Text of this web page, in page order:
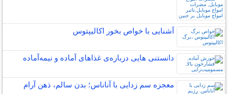
آشنایی با خواص بخور اکالیپتوس
دانستنی هایی درباره‌ی غذاهای آماده و نیمه‌آماده
معجزه سم زدایی با آناناس؛ بدن سالم، ذهن آرام